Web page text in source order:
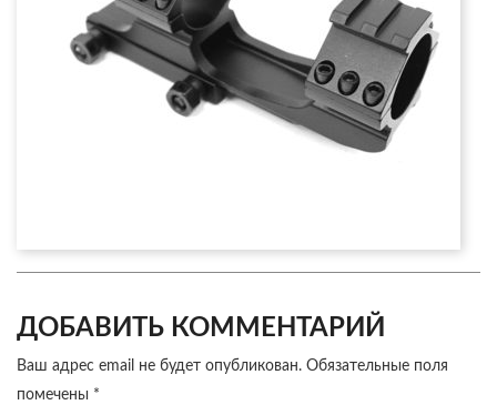
ДОБАВИТЬ КОММЕНТАРИЙ
Ваш адрес email не будет опубликован. Обязательные поля
помечены *